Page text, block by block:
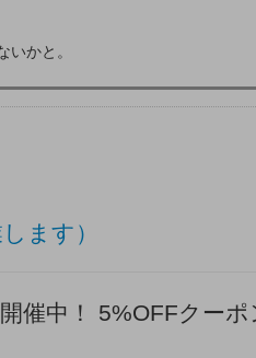
かと。
ます）
催中！ 5%OFFクーポ